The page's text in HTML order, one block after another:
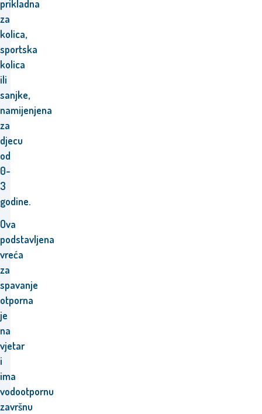
prikladna
za
kolica,
sportska
kolica
ili
sanjke,
namijenjena
za
djecu
od
0-
3
godine.
Ova
podstavljena
vreća
za
spavanje
otporna
je
na
vjetar
i
ima
vodootpornu
završnu